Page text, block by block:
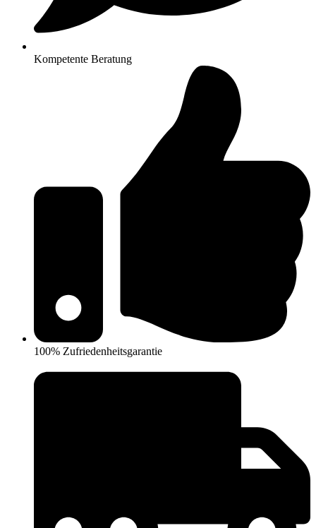
Kompetente Beratung
100% Zufriedenheitsgarantie